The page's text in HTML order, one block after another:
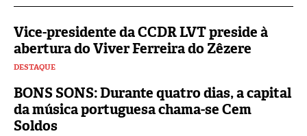
Vice-presidente da CCDR LVT preside à
abertura do Viver Ferreira do Zêzere
DESTAQUE
BONS SONS: Durante quatro dias, a capital
da música portuguesa chama-se Cem
Soldos